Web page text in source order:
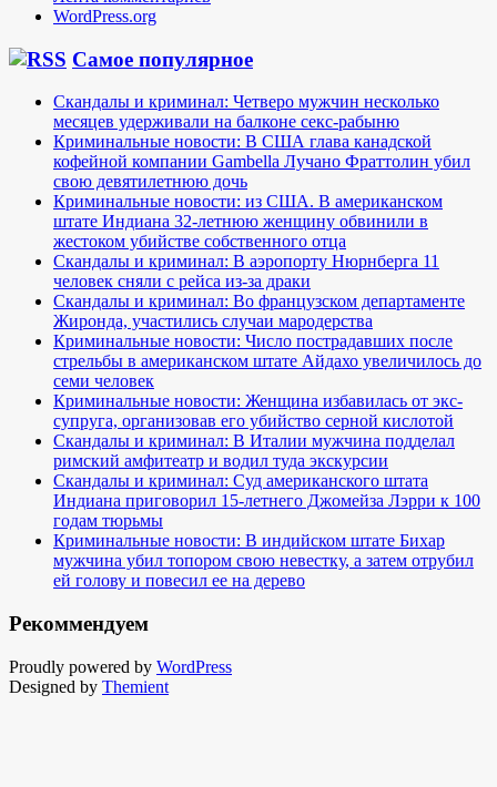
WordPress.org
Самое популярное
Скандалы и криминал: Четверо мужчин несколько
месяцев удерживали на балконе секс-рабыню
Криминальные новости: В США глава канадской
кофейной компании Gambella Лучано Фраттолин убил
свою девятилетнюю дочь
Криминальные новости: из США. В американском
штате Индиана 32-летнюю женщину обвинили в
жестоком убийстве собственного отца
Скандалы и криминал: В аэропорту Нюрнберга 11
человек сняли с рейса из-за драки
Скандалы и криминал: Во французском департаменте
Жиронда, участились случаи мародерства
Криминальные новости: Число пострадавших после
стрельбы в американском штате Айдахо увеличилось до
семи человек
Криминальные новости: Женщина избавилась от экс-
супруга, организовав его убийство серной кислотой
Скандалы и криминал: В Италии мужчина подделал
римский амфитеатр и водил туда экскурсии
Скандалы и криминал: Суд американского штата
Индиана приговорил 15-летнего Джомейза Лэрри к 100
годам тюрьмы
Криминальные новости: В индийском штате Бихар
мужчина убил топором свою невестку, а затем отрубил
ей голову и повесил ее на дерево
Рекоммендуем
Proudly powered by WordPress
Designed by Themient